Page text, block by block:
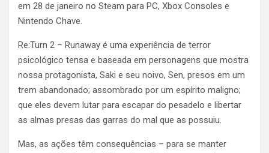
em 28 de janeiro no Steam para PC, Xbox Consoles e
Nintendo Chave.
Re:Turn 2 – Runaway é uma experiência de terror
psicológico tensa e baseada em personagens que mostra
nossa protagonista, Saki e seu noivo, Sen, presos em um
trem abandonado; assombrado por um espírito maligno;
que eles devem lutar para escapar do pesadelo e libertar
as almas presas das garras do mal que as possuiu.
Mas, as ações têm consequências – para se manter